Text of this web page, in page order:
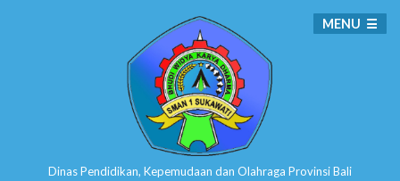
Dinas Pendidikan, Kepemudaan dan Olahraga Provinsi Bali
MENU